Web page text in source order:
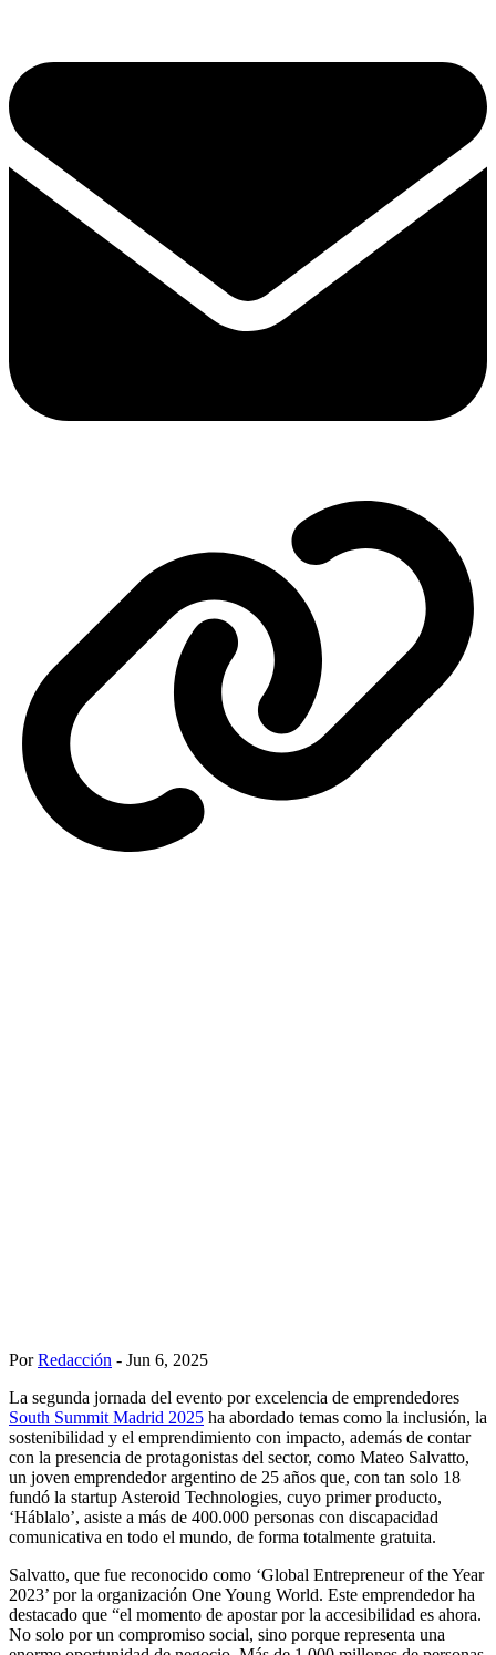
PorRedacción - Jun 6, 2025
La segunda jornada del evento por excelencia de emprendedores
South Summit Madrid 2025 ha abordado temas como la inclusión, la
sostenibilidad y el emprendimiento con impacto, además de contar
con la presencia de protagonistas del sector, como Mateo Salvatto,
un joven emprendedor argentino de 25 años que, con tan solo 18
fundó la startup Asteroid Technologies, cuyo primer producto,
‘Háblalo’, asiste a más de 400.000 personas con discapacidad
comunicativa en todo el mundo, de forma totalmente gratuita.
Salvatto, que fue reconocido como ‘Global Entrepreneur of the Year
2023’ por la organización One Young World. Este emprendedor ha
destacado que “el momento de apostar por la accesibilidad es ahora.
No solo por un compromiso social, sino porque representa una